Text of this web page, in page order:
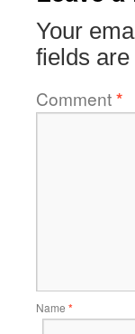
Your
fields are
Comment*
Name *